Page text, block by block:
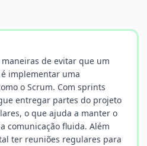
de evitar que um
implementar uma
o Scrum. Com sprints
entregar partes do projeto
o que ajuda a manter o
comunicação fluida. Além
ter reuniões regulares para